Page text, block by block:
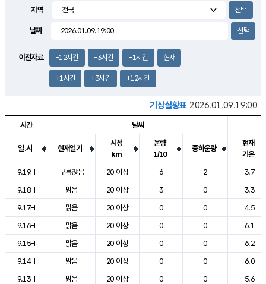
0.5m/s
지역
날짜
이전자료 -12시간 -3시간 -1시간 현재
+1시간 +3시간 +12시간
기상실황표 2026.01.09.19:00
도시별 기상실황표로 지점, 날씨, 기온, 강수, 바람, 기압등을 안내한 표입
시간 날씨
일.시 현재일기
시정
km
운량
1/10
중하운량
현재
기온
9.19H
구름많음 20 이상 6 2
3.7
9.18H
맑음 20 이상 3 0
3.3
9.17H
맑음 20 이상 0 0
4.5
9.16H
맑음 20 이상 0 0
6.1
9.15H
맑음 20 이상 0 0
6.2
9.14H
맑음 20 이상 0 0
6.0
9.13H
맑음 20 이상 0 0
5.6